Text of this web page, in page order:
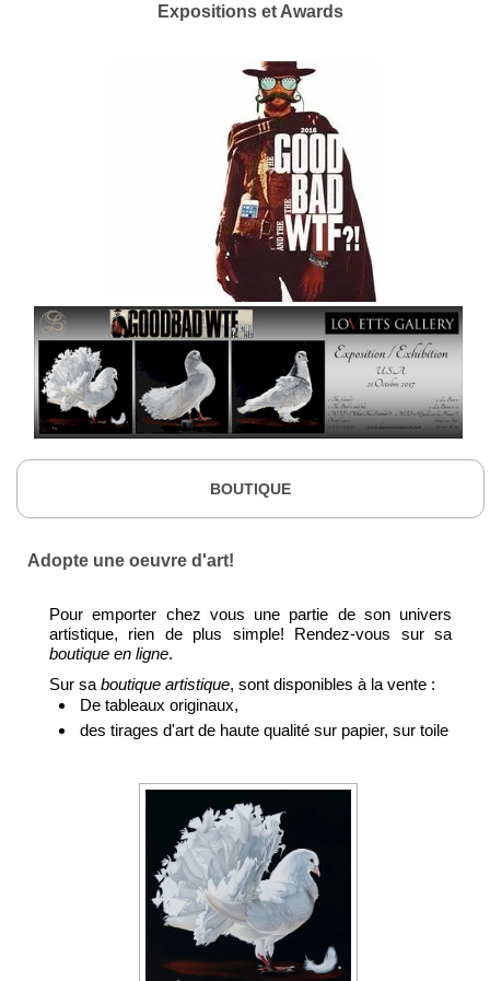
Expositions et Awards
BOUTIQUE
Adopte une oeuvre d'art!
Pour emporter chez vous une partie de son univers
artistique, rien de plus simple! Rendez-vous sur sa
boutique en ligne.
Sur sa boutique artistique, sont disponibles à la vente :
De tableaux originaux,
des tirages d'art de haute qualité sur papier, sur toile